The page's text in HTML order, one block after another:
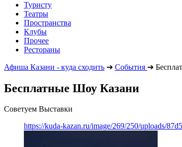
Туристу
Театры
Пространства
Клубы
Прочее
Рестораны
Афиша Казани - куда сходить ➔ События ➔
Бесплатные Шоу Казани
Советуем Выставки
https://kuda-kazan.ru/image/269/250/uploads/